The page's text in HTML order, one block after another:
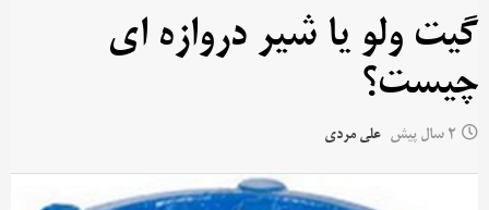
گیت ولو یا شیر دروازه ای
چیست؟
2 سال پیش علی مردی